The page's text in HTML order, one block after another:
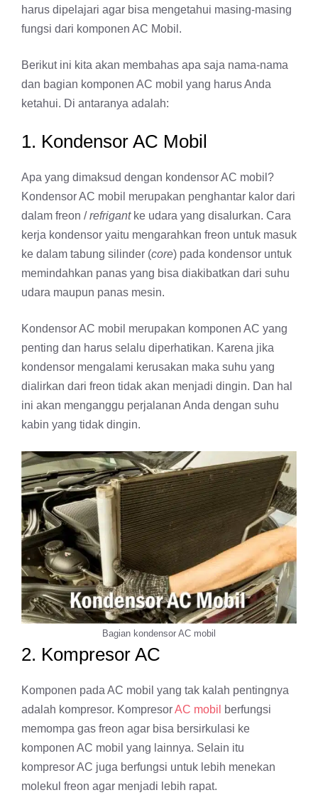
harus dipelajari agar bisa mengetahui masing-masing
fungsi dari komponen AC Mobil.
Berikut ini kita akan membahas apa saja nama-nama
dan bagian komponen AC mobil yang harus Anda
ketahui. Di antaranya adalah:
1. Kondensor AC Mobil
Apa yang dimaksud dengan kondensor AC mobil?
Kondensor AC mobil merupakan penghantar kalor dari
dalam freon /refrigantke udara yang disalurkan. Cara
kerja kondensor yaitu mengarahkan freon untuk masuk
ke dalam tabung silinder (core) pada kondensor untuk
memindahkan panas yang bisa diakibatkan dari suhu
udara maupun panas mesin.
Kondensor AC mobil merupakan komponen AC yang
penting dan harus selalu diperhatikan. Karena jika
kondensor mengalami kerusakan maka suhu yang
dialirkan dari freon tidak akan menjadi dingin. Dan hal
ini akan menganggu perjalanan Anda dengan suhu
kabin yang tidak dingin.
Bagian kondensor AC mobil
2. Kompresor AC
Komponen pada AC mobil yang tak kalah pentingnya
adalah kompresor. KompresorAC mobil
berfungsi
memompa gas freon agar bisa bersirkulasi ke
komponen AC mobil yang lainnya. Selain itu
kompresor AC juga berfungsi untuk lebih menekan
molekul freon agar menjadi lebih rapat.